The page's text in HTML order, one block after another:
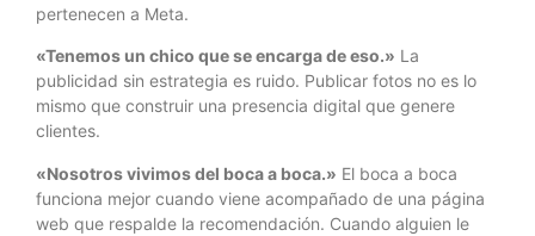
pertenecen a Meta.
«Tenemos un chico que se encarga de eso.» La
publicidad sin estrategia es ruido. Publicar fotos no es lo
mismo que construir una presencia digital que genere
clientes.
«Nosotros vivimos del boca a boca.» El boca a boca
funciona mejor cuando viene acompañado de una página
web que respalde la recomendación. Cuando alguien le